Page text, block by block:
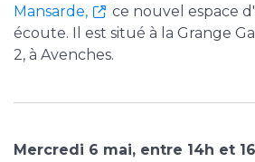
Mansarde,
ce nouvel espace
écoute. Il est situé à la Grange
2, à Avenches.
Mercredi 6 mai, entre 14h et